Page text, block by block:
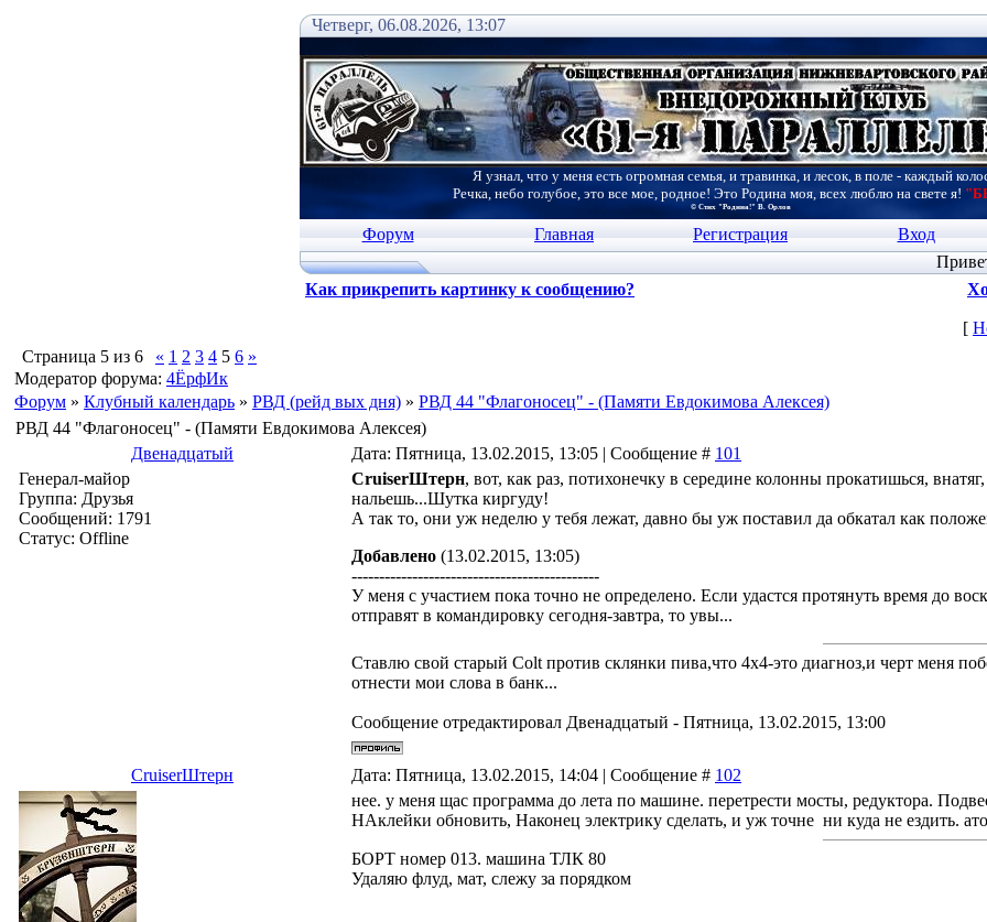
Четверг, 06.08.2026, 13:07
Я узнал, что у меня есть огромная семья, и травинка, и лесок, в поле - каждый
Речка, небо голубое, это все мое, родное! Это Родина моя, всех люблю на свете я!
© Стих "Родина!" В. Орлов
Форум Главная Регистрация Вход
Как прикрепить картинку к сообщению?
[
Страница 5 из 6 « 1 2 3 4 5 6 »
Модератор форума: 4ЁрфИк
Форум » Клубный календарь » РВД (рейд вых дня) » РВД 44 "Флагоносец" - (Памяти Евдокимова Алексея)
РВД 44 "Флагоносец" - (Памяти Евдокимова Алексея)
Двенадцатый
Дата: Пятница, 13.02.2015, 13:05 | Сообщение # 101
Генерал-майор
Группа: Друзья
Сообщений: 1791
Статус: Offline
СruiserШтерн, вот, как раз, потихонечку в середине колонны прокатишься,
нальешь...Шутка киргуду!
А так то, они уж неделю у тебя лежат, давно бы уж поставил да обкатал как
Добавлено (13.02.2015, 13:05)
---------------------------------------------
У меня с участием пока точно не определено. Если удастся протянуть время до
отправят в командировку сегодня-завтра, то увы...
Ставлю свой старый Colt против склянки пива,что 4х4-это диагноз,и черт меня
отнести мои слова в банк...
Сообщение отредактировал Двенадцатый - Пятница, 13.02.2015, 13:00
СruiserШтерн Дата: Пятница, 13.02.2015, 14:04 | Сообщение # 102
нее. у меня щас программа до лета по машине. перетрести мосты, редуктора.
НАклейки обновить, Наконец электрику сделать, и уж точне ни куда не ездить.
БОРТ номер 013. машина ТЛК 80
Удаляю флуд, мат, слежу за порядком